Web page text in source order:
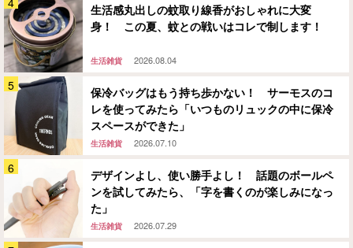
生活感丸出しの蚊取り線香がおしゃれに大変
身！ この夏、蚊との戦いはコレで制します！
生活雑貨 2026.08.04
保冷バッグはもう持ち歩かない！ サーモスのコ
レを使ってみたら「いつものリュックの中に保冷
スペースができた」
生活雑貨 2026.07.10
デザインよし、使い勝手よし！ 話題のボールペ
ンを試してみたら、「字を書くのが楽しみになっ
た」
生活雑貨 2026.07.29